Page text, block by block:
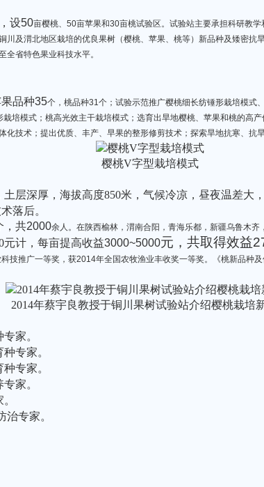
设50亩樱桃、50亩苹果和30亩桃试验区。试验站主要承担科研教
川及渭北地区栽培的优良果树（樱桃、苹果、桃等）新品种及矮密抗
全省特色果业科技水平。
品种35个，桃品种31个；试验示范推广樱桃细长纺锤形栽培模式
栽培模式；桃高光效主干栽培模式；选育出旱地樱桃、苹果和桃的高
技术；提出优质、丰产、早果的整形修剪技术；探索旱地抗寒、抗
樱桃V字型栽培模式
土层深厚，海拔高度850米 ，气候冷凉，昼夜温差大
落后。
，共2000余人。在陕西榆林，渭南合阳，青海乐都，新疆乌鲁木
元计，每亩提高收益3000~5000元，共取得效益
技推广一等奖，获2014年全国农牧渔业丰收奖一等奖。《桃新品种
2014年蔡宇良教授于铜川果树试验站介绍樱桃栽培
家。
专家。
专家。
家。
专家。